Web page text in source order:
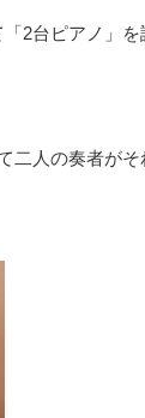
2台ピアノ」を
二人の奏者がそ